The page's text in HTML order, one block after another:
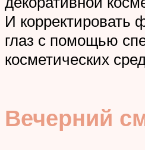
И корректировать
глаз с помощью
косметических
Вечерний